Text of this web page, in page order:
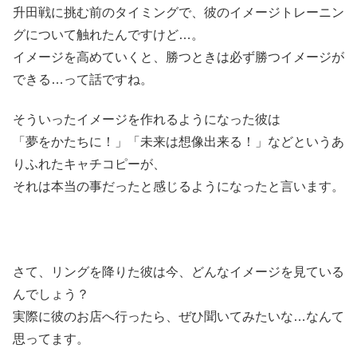
升田戦に挑む前のタイミングで、彼のイメージトレーニン
グについて触れたんですけど…。
イメージを高めていくと、勝つときは必ず勝つイメージが
できる…って話ですね。
そういったイメージを作れるようになった彼は
「夢をかたちに！」「未来は想像出来る！」などというあ
りふれたキャチコピーが、
それは本当の事だったと感じるようになったと言います。
さて、リングを降りた彼は今、どんなイメージを見ている
んでしょう？
実際に彼のお店へ行ったら、ぜひ聞いてみたいな…なんて
思ってます。